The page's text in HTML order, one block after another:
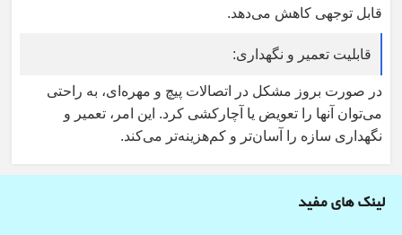
قابل توجهی کاهش می‌دهد.
قابلیت تعمیر و نگهداری:
در صورت بروز مشکل در اتصالات پیچ و مهره‌ای، به راحتی
می‌توان آنها را تعویض یا آچار‌کشی کرد. این امر، تعمیر و
نگهداری سازه را آسان‌تر و کم‌هزینه‌تر می‌کند.
لینک های مفید